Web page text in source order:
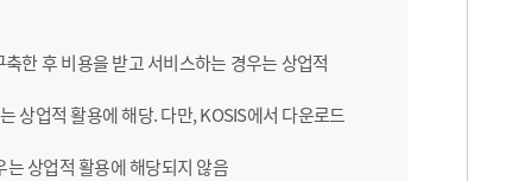
한 후 비용을 받고 서비스하는 경우는 상업적
상업적 활용에 해당. 다만, KOSIS에서 다운로드
상업적 활용에 해당되지 않음